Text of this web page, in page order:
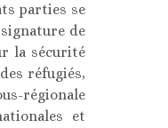
parties se
de
la sécurité
réfugiés,
régionale
et